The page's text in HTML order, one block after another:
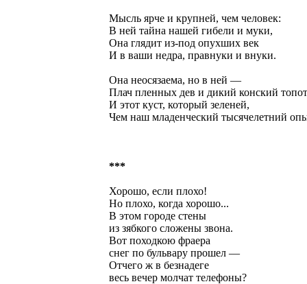
Мысль ярче и крупней, чем человек:
В ней тайна нашей гибели и муки,
Она глядит из-под опухших век
И в ваши недра, правнуки и внуки.
Она неосязаема, но в ней —
Плач пленных дев и дикий конский
И этот куст, который зеленей,
Чем наш младенческий тысячелетний
***
Хорошо, если плохо!
Но плохо, когда хорошо...
В этом городе стены
из зябкого сложены звона.
Вот походкою фраера
снег по бульвару прошел —
Отчего ж в безнадеге
весь вечер молчат телефоны?